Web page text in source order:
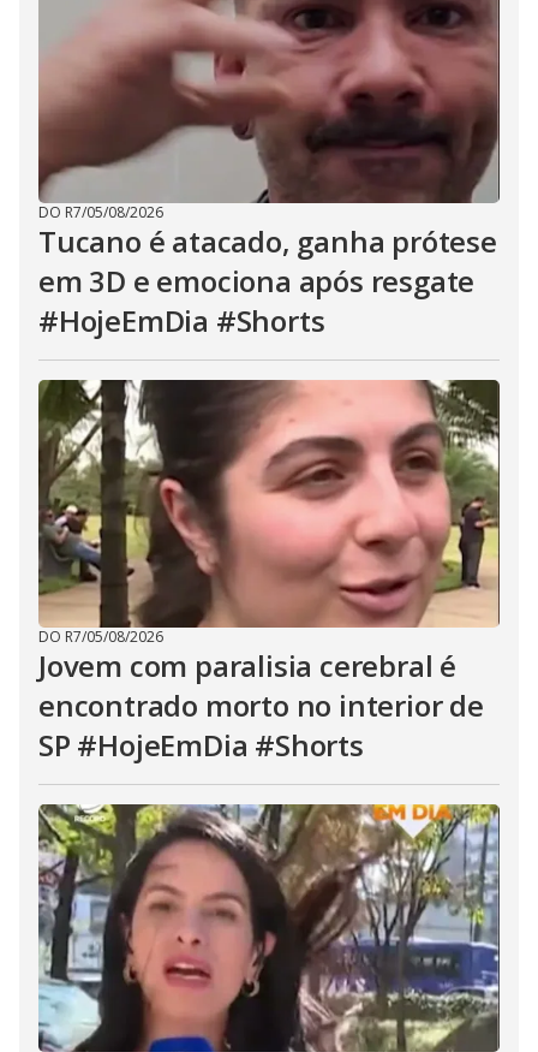
DO R7/05/08/2026
Tucano é atacado, ganha prótese
em 3D e emociona após resgate
#HojeEmDia #Shorts
DO R7/05/08/2026
Jovem com paralisia cerebral é
encontrado morto no interior de
SP #HojeEmDia #Shorts